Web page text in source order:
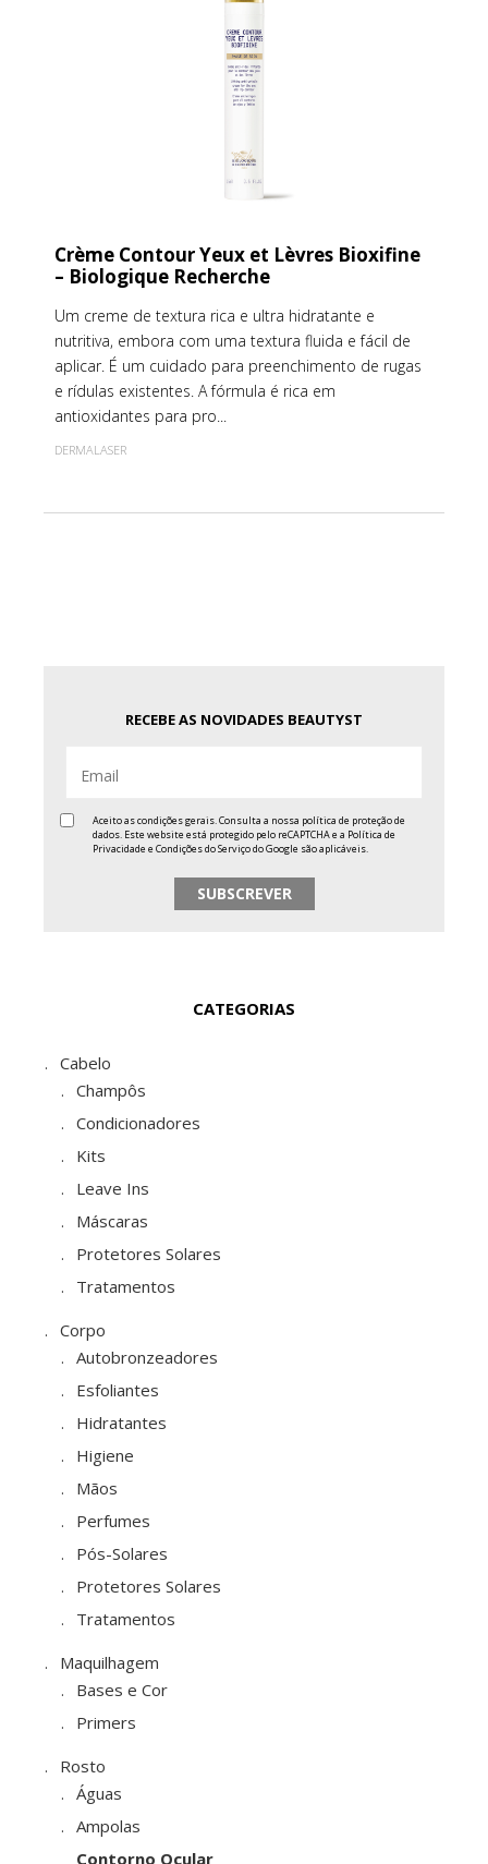
Crème Contour Yeux et Lèvres Bioxifine
– Biologique Recherche
Um creme de textura rica e ultra hidratante e
nutritiva, embora com uma textura fluida e fácil de
aplicar. É um cuidado para preenchimento de rugas
e rídulas existentes. A fórmula é rica em
antioxidantes para pro...
DERMALASER
RECEBE AS NOVIDADES BEAUTYST
Aceito as condições gerais. Consulta a nossa política de proteção de
dados. Este website está protegido pelo reCAPTCHA e a Política de
Privacidade e Condições do Serviçodo Google são aplicáveis.
CATEGORIAS
Cabelo
Champôs
Condicionadores
Kits
Leave Ins
Máscaras
Protetores Solares
Tratamentos
Corpo
Autobronzeadores
Esfoliantes
Hidratantes
Higiene
Mãos
Perfumes
Pós-Solares
Protetores Solares
Tratamentos
Maquilhagem
Bases e Cor
Primers
Rosto
Águas
Ampolas
Contorno Ocular